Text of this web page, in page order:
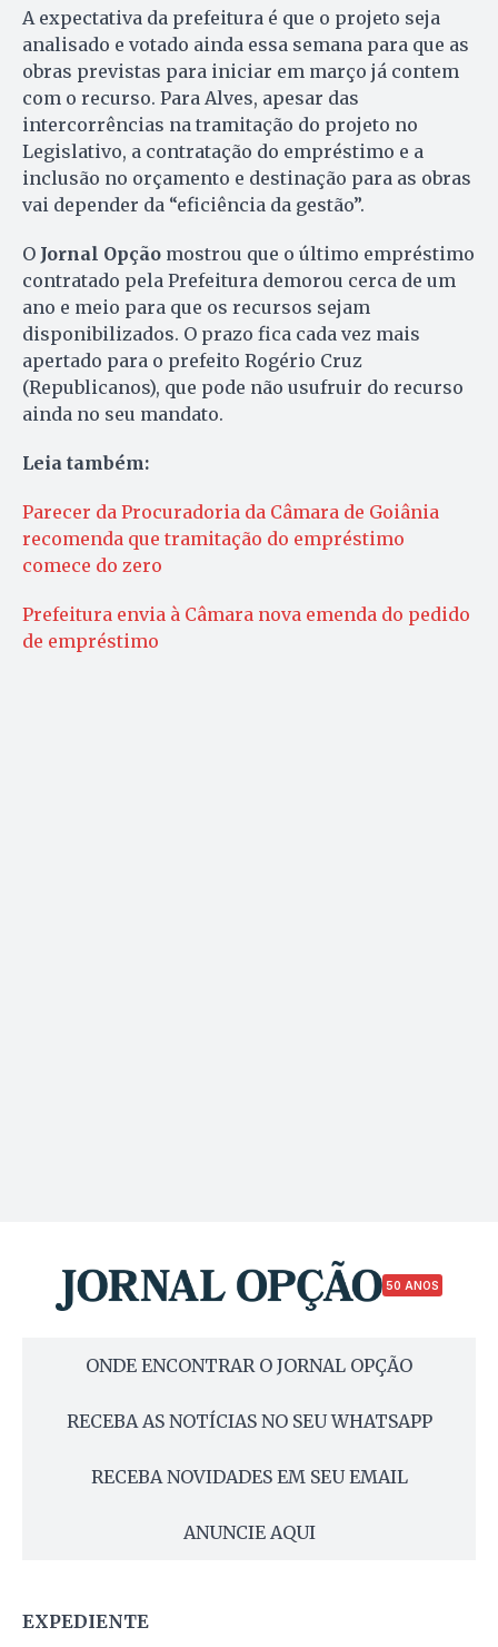
A expectativa da prefeitura é que o projeto seja
analisado e votado ainda essa semana para que as
obras previstas para iniciar em março já contem
com o recurso. Para Alves, apesar das
intercorrências na tramitação do projeto no
Legislativo, a contratação do empréstimo e a
inclusão no orçamento e destinação para as obras
vai depender da “eficiência da gestão”.
O Jornal Opção mostrou que o último empréstimo
contratado pela Prefeitura demorou cerca de um
ano e meio para que os recursos sejam
disponibilizados. O prazo fica cada vez mais
apertado para o prefeito Rogério Cruz
(Republicanos), que pode não usufruir do recurso
ainda no seu mandato.
Leia também:
Parecer da Procuradoria da Câmara de Goiânia
recomenda que tramitação do empréstimo
comece do zero
Prefeitura envia à Câmara nova emenda do pedido
de empréstimo
50 ANOS
ONDE ENCONTRAR O JORNAL OPÇÃO
RECEBA AS NOTÍCIAS NO SEU WHATSAPP
RECEBA NOVIDADES EM SEU EMAIL
ANUNCIE AQUI
EXPEDIENTE